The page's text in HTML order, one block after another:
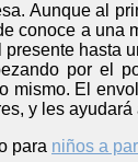
Aunque al
conoce a una
hasta
por el
mismo. El
y les
para niños a